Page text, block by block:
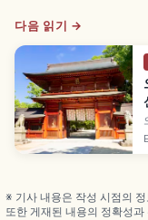
다음 읽기 →
※ 기사 내용은 작성 시점의
또한 게재된 내용의 정확성